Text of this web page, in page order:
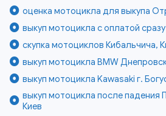
оценка мотоцикла для выкупа
выкуп мотоцикла с оплатой
скупка мотоциклов Кибальчича,
выкуп мотоцикла BMW
выкуп мотоцикла Kawasaki г.
выкуп мотоцикла после падения
Киев